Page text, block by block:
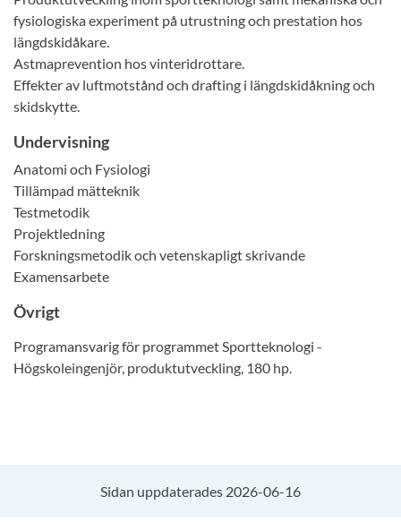
fysiologiska experiment på utrustning och prestation hos
längdskidåkare.
Astmaprevention hos vinteridrottare.
Effekter av luftmotstånd och drafting i längdskidåkning och
skidskytte.
Undervisning
Anatomi och Fysiologi
Tillämpad mätteknik
Testmetodik
Projektledning
Forskningsmetodik och vetenskapligt skrivande
Examensarbete
Övrigt
Programansvarig för programmet Sportteknologi -
Högskoleingenjör, produktutveckling, 180 hp.
Sidan uppdaterades 2026-06-16